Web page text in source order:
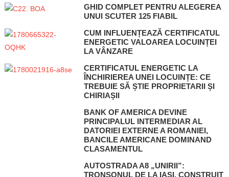
GHID COMPLET PENTRU ALEGEREA
UNUI SCUTER 125 FIABIL
CUM INFLUENȚEAZĂ CERTIFICATUL
ENERGETIC VALOAREA LOCUINȚEI
LA VÂNZARE
CERTIFICATUL ENERGETIC LA
ÎNCHIRIEREA UNEI LOCUINȚE: CE
TREBUIE SĂ ȘTIE PROPRIETARII ȘI
CHIRIAȘII
BANK OF AMERICA DEVINE
PRINCIPALUL INTERMEDIAR AL
DATORIEI EXTERNE A ROMANIEI,
BANCILE AMERICANE DOMINAND
CLASAMENTUL
AUTOSTRADA A8 „UNIRII”:
TRONSONUL DE LA IASI, CONSTRUIT